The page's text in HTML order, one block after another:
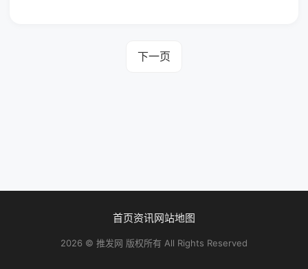
下一页
首页资讯网站地图
2026 © 推发网 版权所有 All Rights Reserved